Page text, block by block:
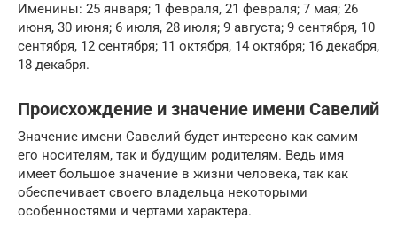
Именины: 25 января; 1 февраля, 21 февраля; 7 мая; 26
июня, 30 июня; 6 июля, 28 июля; 9 августа; 9 сентября, 10
сентября, 12 сентября; 11 октября, 14 октября; 16 декабря,
18 декабря.
Происхождение и значение имени Савелий
Значение имени Савелий будет интересно как самим
его носителям, так и будущим родителям. Ведь имя
имеет большое значение в жизни человека, так как
обеспечивает своего владельца некоторыми
особенностями и чертами характера.